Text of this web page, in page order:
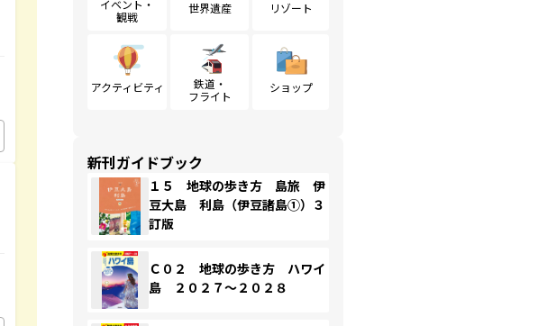
イベント・
観戦
世界遺産 リゾート
アクティビティ
鉄道・
フライト
ショップ
新刊ガイドブック
１５ 地球の歩き方 島旅 伊
豆大島 利島（伊豆諸島①）３
訂版
Ｃ０２ 地球の歩き方 ハワイ
島 ２０２７～２０２８